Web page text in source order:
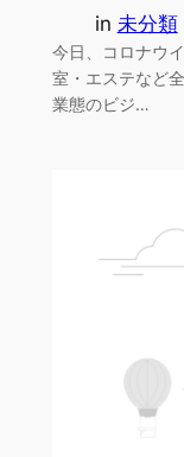
in 未分類
今日、コロナウ
室・エステなど
業態のビジ…